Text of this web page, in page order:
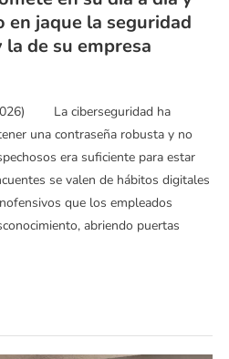
en jaque la seguridad
de su empresa
La ciberseguridad ha
una contraseña robusta y no
era suficiente para estar
se valen de hábitos digitales
que los empleados
abriendo puertas